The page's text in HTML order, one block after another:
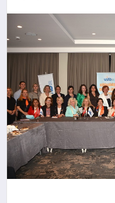
YAŞAM
DÜNYA
SAĞLIK
EĞITIM